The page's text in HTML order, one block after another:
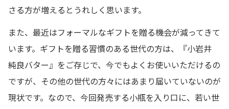
さる方が増えるとうれしく思います。
また、最近はフォーマルなギフトを贈る機会が減ってきて
います。ギフトを贈る習慣のある世代の方は、『小岩井
純良バター』をご存じで、今でもよくお使いいただけるの
ですが、その他の世代の方々にはあまり届いていないのが
現状です。なので、今回発売する小瓶を入り口に、若い世